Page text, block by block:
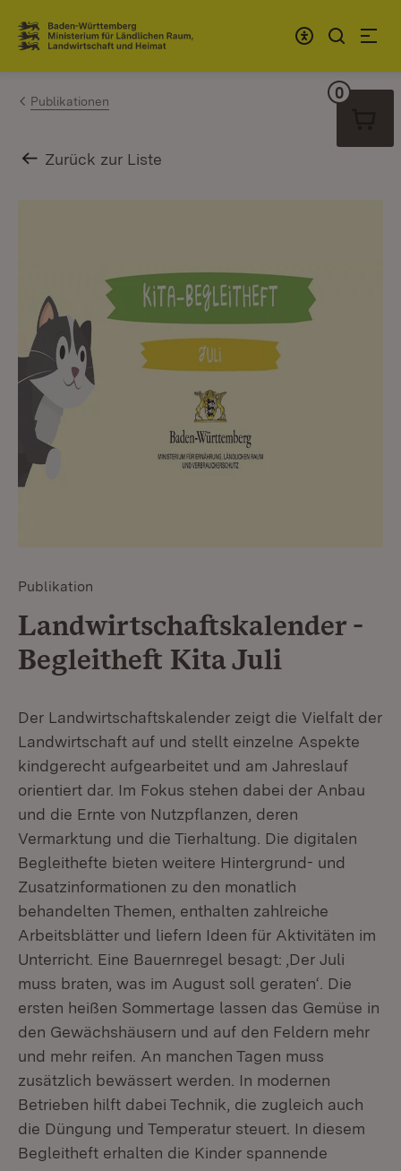
Zum Inhalt springen
Link zur Startseite
Publikationen
Zurück zur Liste
Publikation
Landwirtschaftskalender -
Begleitheft Kita Juli
Der Landwirtschaftskalender zeigt die Vielfalt der
Landwirtschaft auf und stellt einzelne Aspekte
kindgerecht aufgearbeitet und am Jahreslauf
orientiert dar. Im Fokus stehen dabei der Anbau
und die Ernte von Nutzpflanzen, deren
Vermarktung und die Tierhaltung. Die digitalen
Begleithefte bieten weitere Hintergrund- und
Zusatzinformationen zu den monatlich
behandelten Themen, enthalten zahlreiche
Arbeitsblätter und liefern Ideen für Aktivitäten im
Unterricht. Eine Bauernregel besagt: ‚Der Juli
muss braten, was im August soll geraten‘. Die
ersten heißen Sommertage lassen das Gemüse in
den Gewächshäusern und auf den Feldern mehr
und mehr reifen. An manchen Tagen muss
zusätzlich bewässert werden. In modernen
Betrieben hilft dabei Technik, die zugleich auch
die Düngung und Temperatur steuert. In diesem
Begleitheft erhalten die Kinder spannende
0